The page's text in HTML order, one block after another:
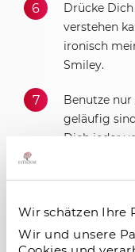
Wir schätzen Ihre
Wir und unsere
Drücke
verstehen
ironisch
Smiley.
Benutze
geläufig
Dich jeder
Wenn Du
Community